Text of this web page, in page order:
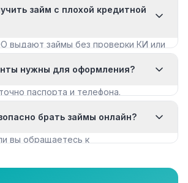
займ с плохой кредитной
выдают займы без проверки КИ или
нужны для оформления?
паспорта и телефона.
крупных сумм.брать займы онлайн?
вы обращаетесь к
каталоге имеют лицензию.